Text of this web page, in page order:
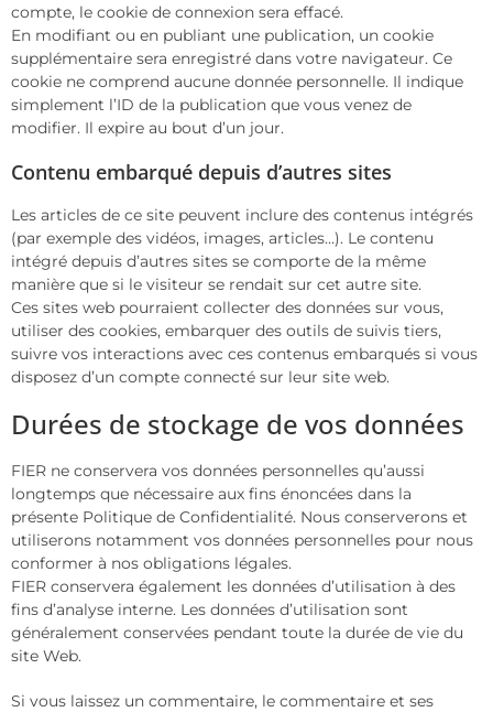
compte, le cookie de connexion sera effacé.
En modifiant ou en publiant une publication, un cookie
supplémentaire sera enregistré dans votre navigateur. Ce
cookie ne comprend aucune donnée personnelle. Il indique
simplement l’ID de la publication que vous venez de
modifier. Il expire au bout d’un jour.
Contenu embarqué depuis d’autres sites
Les articles de ce site peuvent inclure des contenus intégrés
(par exemple des vidéos, images, articles…). Le contenu
intégré depuis d’autres sites se comporte de la même
manière que si le visiteur se rendait sur cet autre site.
Ces sites web pourraient collecter des données sur vous,
utiliser des cookies, embarquer des outils de suivis tiers,
suivre vos interactions avec ces contenus embarqués si vous
disposez d’un compte connecté sur leur site web.
Durées de stockage de vos données
FIER ne conservera vos données personnelles qu’aussi
longtemps que nécessaire aux fins énoncées dans la
présente Politique de Confidentialité. Nous conserverons et
utiliserons notamment vos données personnelles pour nous
conformer à nos obligations légales.
FIER conservera également les données d’utilisation à des
fins d’analyse interne. Les données d’utilisation sont
généralement conservées pendant toute la durée de vie du
site Web.
Si vous laissez un commentaire, le commentaire et ses